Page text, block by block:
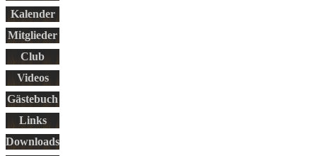
Kalender
Mitglieder
Club
Videos
Gästebuch
Links
Downloads